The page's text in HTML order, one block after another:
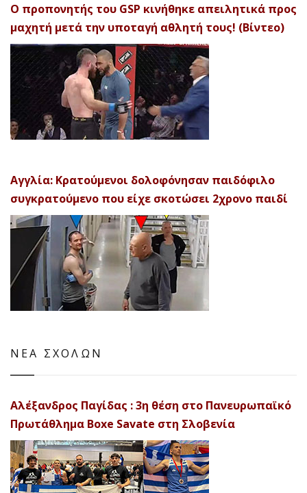
Ο προπονητής του GSP κινήθηκε απειλητικά προς
μαχητή μετά την υποταγή αθλητή τους! (Βίντεο)
Αγγλία: Κρατούμενοι δολοφόνησαν παιδόφιλο
συγκρατούμενο που είχε σκοτώσει 2χρονο παιδί
ΝΕΑ ΣΧΟΛΩΝ
Αλέξανδρος Παγίδας : 3η θέση στο Πανευρωπαϊκό
Πρωτάθλημα Boxe Savate στη Σλοβενία